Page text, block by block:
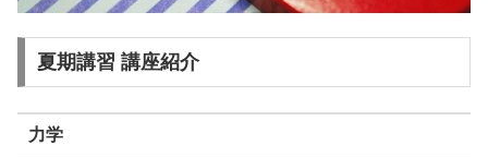
夏期講習 講座紹介
力学